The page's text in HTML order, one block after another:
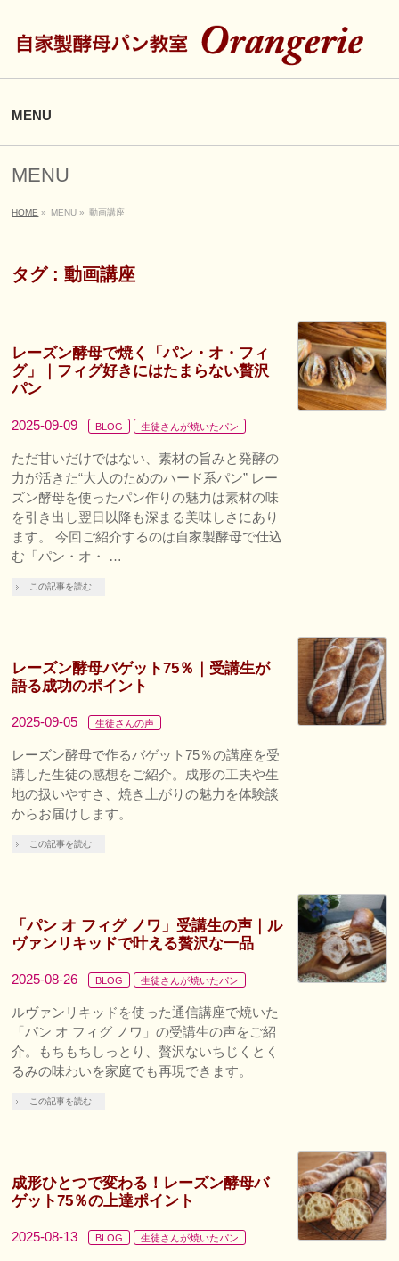
MENU
MENU
HOME » MENU » 動画講座
タグ : 動画講座
レーズン酵母で焼く「パン・オ・フィ
グ」｜フィグ好きにはたまらない贅沢
パン
2025-09-09 BLOG 生徒さんが焼いたパン
ただ甘いだけではない、素材の旨みと発酵の
力が活きた“大人のためのハード系パン” レー
ズン酵母を使ったパン作りの魅力は素材の味
を引き出し翌日以降も深まる美味しさにあり
ます。 今回ご紹介するのは自家製酵母で仕込
む「パン・オ・ …
この記事を読む
レーズン酵母バゲット75％｜受講生が
語る成功のポイント
2025-09-05 生徒さんの声
レーズン酵母で作るバゲット75％の講座を受
講した生徒の感想をご紹介。成形の工夫や生
地の扱いやすさ、焼き上がりの魅力を体験談
からお届けします。
この記事を読む
「パン オ フィグ ノワ」受講生の声｜ル
ヴァンリキッドで叶える贅沢な一品
2025-08-26 BLOG 生徒さんが焼いたパン
ルヴァンリキッドを使った通信講座で焼いた
「パン オ フィグ ノワ」の受講生の声をご紹
介。もちもちしっとり、贅沢ないちじくとく
るみの味わいを家庭でも再現できます。
この記事を読む
成形ひとつで変わる！レーズン酵母バ
ゲット75％の上達ポイント
2025-08-13 BLOG 生徒さんが焼いたパン